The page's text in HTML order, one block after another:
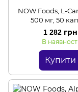
NOW Foods, L-
500 мг, 50
1 282 грн
В
Купити